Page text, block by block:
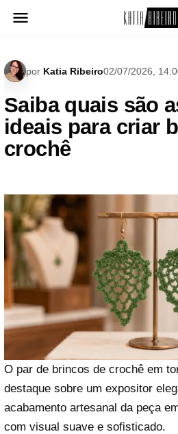
para
por Katia Ribeiro02/07/2026,
Saiba quais são
ideais para criar
crochê
O par de brincos de crochê em
destaque sobre um expositor
acabamento artesanal da peça
com visual suave e sofisticado.